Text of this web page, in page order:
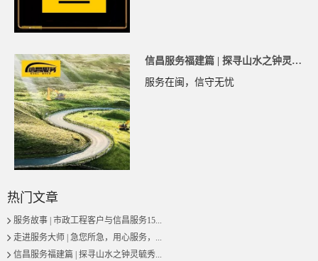
信昌服务福建篇 | 探寻山水之钟灵毓
秀...
服务在闽，信守无忧
热门文章
服务故事 | 市政工程客户与信昌服务15...
走进服务大师 | 急您所急，用心服务，...
信昌服务福建篇 | 探寻山水之钟灵毓秀...
广东省云浮市用户 135****9158咨询了卡特彼勒305.5的价格
广东省广州市用户 176****0629咨询了卡特微型挖掘机【国四】
广东省惠州市用户 138****0037咨询了卡特挖掘机【国四】的价
广东省深圳市用户 156****4564咨询了420F2的价格
广西壮族自治区贵港市用户 130****4512咨询了【卡特307】卡
广东省广州市用户 135****8630咨询了轮式装载机的价格
四川省成都市用户 173****0019咨询了卡特中型挖掘机【国四】
广东省梅州市用户 175****6728咨询了303CR的价格
山东省青岛市用户 131****3989咨询了中型挖掘机的价格
广东省佛山市用户 199****9371咨询了卡特大型挖掘机【国四】
山东省济宁市用户 150****9932咨询了CAt320的价格